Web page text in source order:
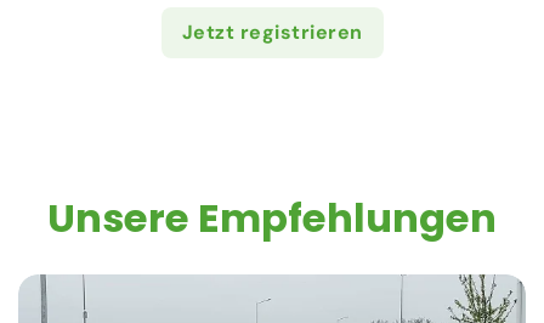
Jetzt registrieren
Unsere Empfehlungen